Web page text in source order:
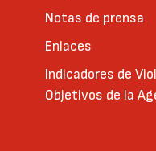
Notas de prensa
Enlaces
Indicadores de
Objetivos de la